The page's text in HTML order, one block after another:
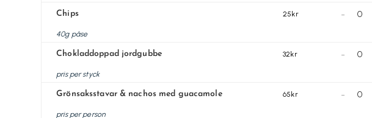
Chips 25kr -
40g påse
Chokladdoppad jordgubbe 32kr -
pris per styck
Grönsaksstavar & nachos med guacamole 65kr -
pris per person